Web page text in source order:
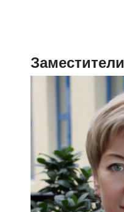
Заместители